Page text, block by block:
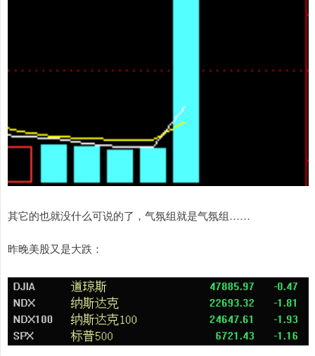
其它的也就没什么可说的了，气氛组就是气氛组……
昨晚美股又是大跌：